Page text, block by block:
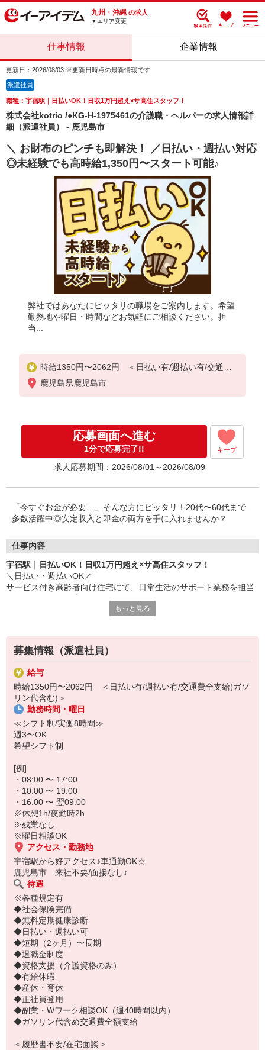
九州・沖縄 の求人
▼エリア変更
仕事情報 企業情報
更新日：2026/08/03 ※更新日時点の最新情報です
派遣社員
職種：宇宿駅｜日払いOK！日収1万円超え×サ高住スタッフ！
株式会社kotrio /●KG-H-1975461の介護職・ヘルパーの求人情報詳
細（派遣社員） - 鹿児島市
＼ お財布のピンチも即解決！ ／日払い・週払い対応
◎未経験でも高時給1,350円〜スタート可能♪
弊社ではあなたにピッタリの職場をご案内します。希望
勤務地や曜日・時間などお気軽にご相談ください。担
当...
時給1350円〜2062円 ＜日払い有/週払い有/交通費
全支給(ガソリン代含む)＞
鹿児島県鹿児島市
応募画面へ進む
1分で応募完了!! キープ
求人応募期間：2026/08/01～2026/08/09
「今すぐお金が必要…」そんな方にピッタリ！20代〜60代まで
多数活躍中◎安定収入と即金の両方を手に入れませんか？
仕事内容
宇宿駅｜日払いOK！日収1万円超え×サ高住スタッフ！
＼日払い・週払いOK／
サービス付き高齢者向け住宅にて、日常生活のサポート業務を担当
≪お仕事内容≫
・フロアの巡回、安否確認
・共用部やお部屋の清掃
・生活の相談相手
・必要に応じた生活介助 など
わからないことはなんでも気軽に質問できる環境です！
未経験・ブランクがある方でも安心♪着実に成長できます！
≪ポイント≫
・自立した利用者さんが多いため、負担少なめ♪
・日勤のみOK（夜勤は希望者のみ）
もっと見る
募集情報（派遣社員）
給与
時給1350円〜2062円 ＜日払い有/週払い有/交通費全支給(ガソ
リン代含む)＞
勤務時間・曜日
≪シフト制/実働8時間≫
週3〜OK
希望シフト制
[例]
・08:00 〜 17:00
・10:00 〜 19:00
・16:00 〜 翌09:00
※休憩1h/夜勤時2h
※残業なし
※曜日相談OK
アクセス・勤務地
宇宿駅から好アクセス♪車通勤OK☆
鹿児島市 来社不要/面接なし♪
待遇
※各種規定有
◆社会保険完備
◆無料定期健康診断
◆日払い・週払い可
◆短期（2ヶ月）〜長期
◆退職金制度
◆資格支援（介護資格のみ）
◆有給休暇
◆産休・育休
◆正社員登用
◆副業・Wワーク相談OK（週40時間以内）
◆ガソリン代含め交通費全額支給
＜履歴書不要/在宅面談＞